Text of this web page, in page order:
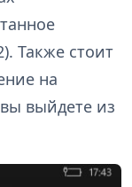
Также стоит
на
выйдете из